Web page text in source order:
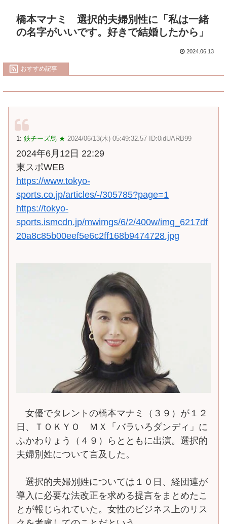
橋本マナミ 選択的夫婦別性に「私は一緒
の名字がいいです。好きで結婚したから」
2024.06.13
おすすめ記事
1: 鉄チーズ烏 ★ 2024/06/13(木) 05:49:32.57 ID:0idUARB99
2024年6月12日 22:29
東スポWEB
https://www.tokyo-
sports.co.jp/articles/-/305785?page=1
https://tokyo-
sports.ismcdn.jp/mwimgs/6/2/400w/img_6217df
20a8c85b00eef5e6c2ff168b9474728.jpg
女優でタレントの橋本マナミ（３９）が１２
日、ＴＯＫＹＯ ＭＸ「バラいろダンディ」に
ふかわりょう（４９）らとともに出演。選択的
夫婦別姓について言及した。
選択的夫婦別姓については１０日、経団連が
導入に必要な法改正を求める提言をまとめたこ
とが報じられていた。女性のビジネス上のリス